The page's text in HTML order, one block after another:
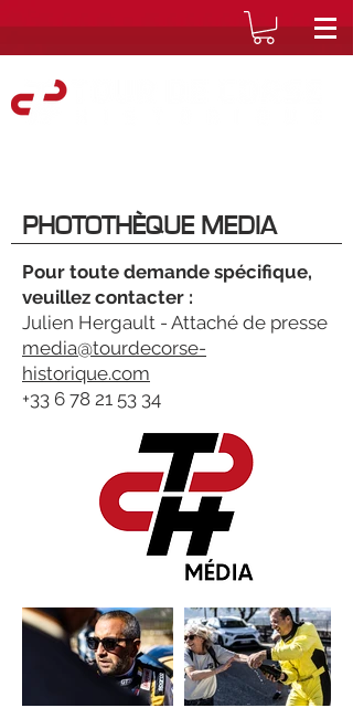
PHOTOTHÈQUE MEDIA
Pour toute demande spécifique,
veuillez contacter :
Julien Hergault - Attaché de presse
media@tourdecorse-
historique.com
+33 6 78 21 53 34